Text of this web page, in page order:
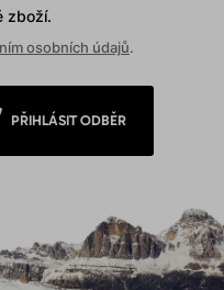
zboží.
osobních údajů.
PŘIHLÁSIT ODBĚR